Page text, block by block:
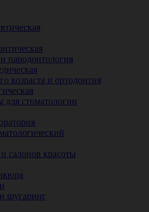
пародонтология
возраста и ортодонтия
для стоматологии
салонов красоты
шугаринг